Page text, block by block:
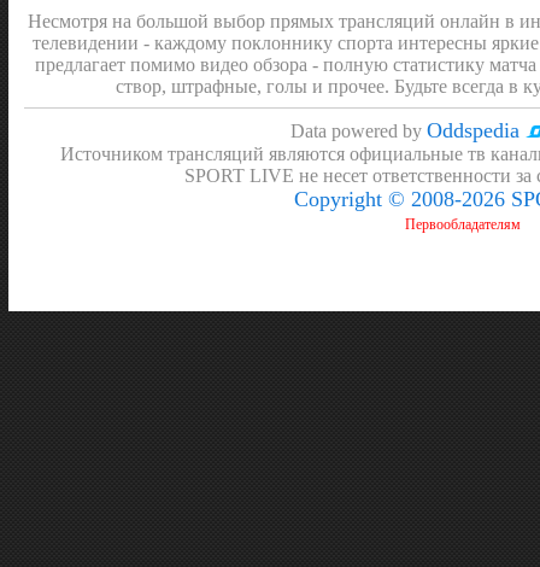
Несмотря на большой выбор прямых трансляций онлайн в
телевидении - каждому поклоннику спорта интересны
предлагает помимо видео обзора - полную статистику
створ, штрафные, голы и прочее. Будьте всегда в
Data powered byOddspedia
Источником трансляций являются официальные тв
SPORT LIVE не несет ответственности
Copyright © 2008-2026
Первообладателям